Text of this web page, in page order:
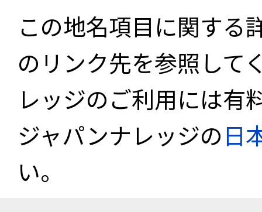
この地名項目に関する
のリンク先を参照して
レッジのご利用には有
ジャパンナレッジの日
い。